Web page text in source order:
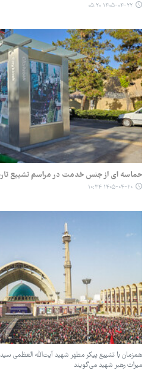
۱۴۰۵-۰۴-۲۲ ۰۵:۲۰
حماسه ای از جنس خدمت در مراسم تشییع
۱۴۰۵-۰۴-۲۰ ۱۰:۳۴
همزمان با تشییع پیکر مطهر شهید آیت‌الله العظمی
میراث رهبر شهید می‌گویند